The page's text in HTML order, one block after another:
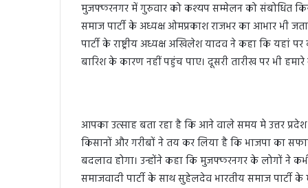
मुजफ्फरनगर में गुरुवार को कश्यप सम्मेलन को संबोधित
समाज पार्टी के अध्यक्ष ओमप्रकाश राजभर का आभार भी
पार्टी के राष्ट्रीय अध्यक्ष अखिलेश यादव ने कहा कि यहां
बारिश के कारण नहीं पहुंच पाए। दूसरी तारीख पर भी
आपका उत्साह बता रहा है कि आने वाले समय मे उत्तर
किसानों और गरीबों ने तय कर लिया है कि भाजपा का
बदलाव होगा। उन्होंने कहा कि मुजफ्फरनगर के लोगों ने
समाजवादी पार्टी के साथ सुहेलदेव भारतीय समाज